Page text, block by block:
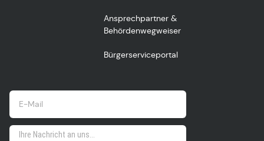
Ansprechpartner &
Behördenwegweiser
Bürgerserviceportal